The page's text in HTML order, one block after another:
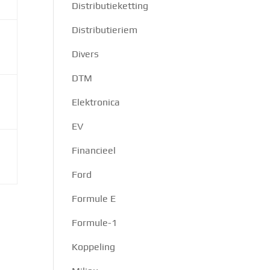
Distributieketting
Distributieriem
Divers
DTM
Elektronica
EV
Financieel
Ford
Formule E
Formule-1
Koppeling